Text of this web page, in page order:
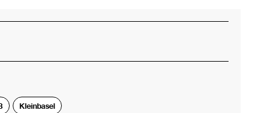
Kleinbasel